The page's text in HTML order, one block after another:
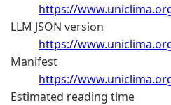
https://
LLM JSON version
https://
Manifest
https://
Estimated reading time